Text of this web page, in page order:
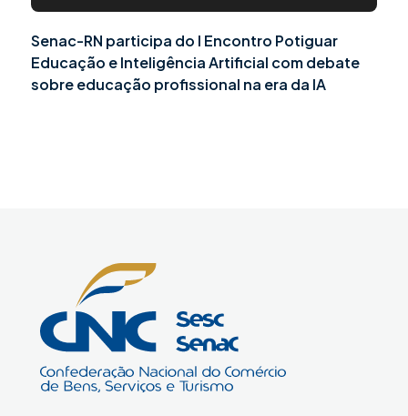
Senac-RN participa do I Encontro Potiguar
Educação e Inteligência Artificial com debate
sobre educação profissional na era da IA